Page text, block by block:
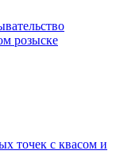
розыске
точек с квасом и